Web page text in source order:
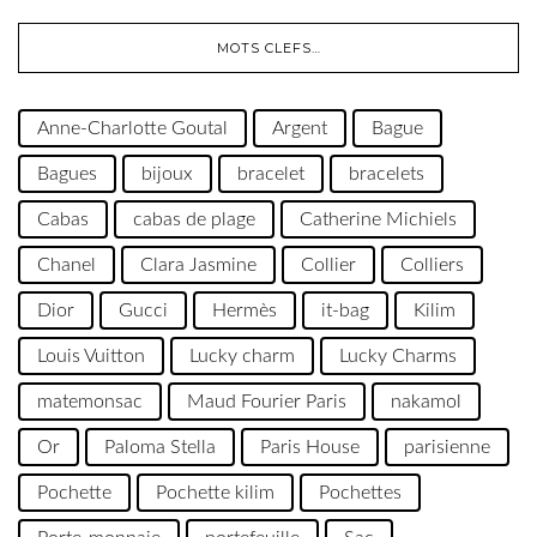
MOTS CLEFS…
Anne-Charlotte Goutal Argent Bague
Bagues bijoux bracelet bracelets
Cabas cabas de plage Catherine Michiels
Chanel Clara Jasmine Collier Colliers
Dior Gucci Hermès it-bag Kilim
Louis Vuitton Lucky charm Lucky Charms
matemonsac Maud Fourier Paris nakamol
Or Paloma Stella Paris House parisienne
Pochette Pochette kilim Pochettes